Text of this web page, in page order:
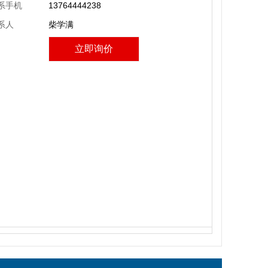
手机
13764444238
人
柴学满
立即询价